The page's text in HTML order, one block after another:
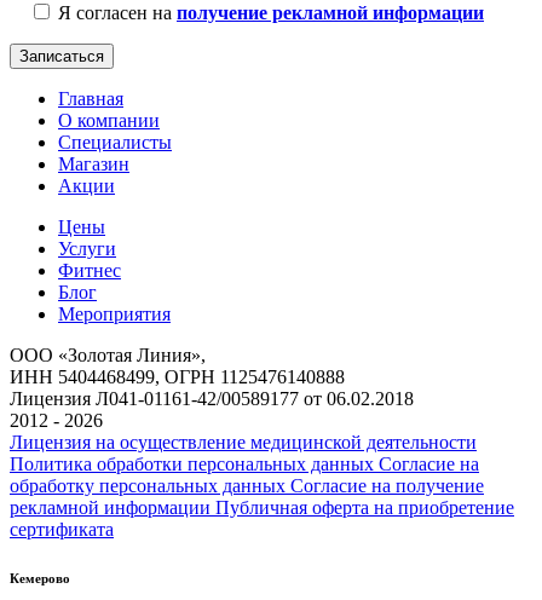
Я согласен на получение рекламной информации
Главная
О компании
Специалисты
Магазин
Акции
Цены
Услуги
Фитнес
Блог
Мероприятия
ООО «Золотая Линия»,
ИНН 5404468499, ОГРН 1125476140888
Лицензия Л041-01161-42/00589177 от 06.02.2018
2012 - 2026
Лицензия на осуществление медицинской деятельности
Политика обработки персональных данных Согласие на
обработку персональных данных Согласие на получение
рекламной информации Публичная оферта на приобретение
сертификата
Кемерово